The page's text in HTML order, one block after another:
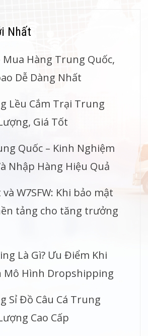
Nhất
Mua Hàng Trung Quốc,
Dễ Dàng Nhất
Lều Cắm Trại Trung
Giá Tốt
Quốc – Kinh Nghiệm
Nhập Hàng Hiệu Quả
W7SFW: Khi bảo mật
tảng cho tăng trưởng
Là Gì? Ưu Điểm Khi
Mô Hình Dropshipping
Sỉ Đồ Câu Cá Trung
Cao Cấp